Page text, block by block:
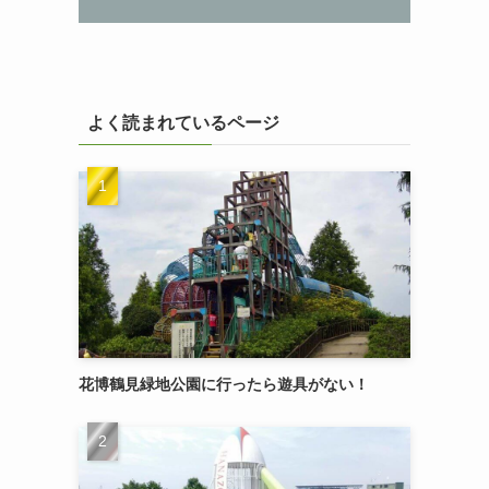
よく読まれているページ
花博鶴見緑地公園に行ったら遊具がない！